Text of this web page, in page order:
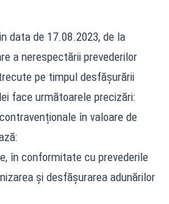
data de 17.08.2023, de la
a nerespectării prevederilor
pe timpul desfășurării
face următoarele precizări:
în valoare de
în conformitate cu prevederile
și desfășurarea adunărilor